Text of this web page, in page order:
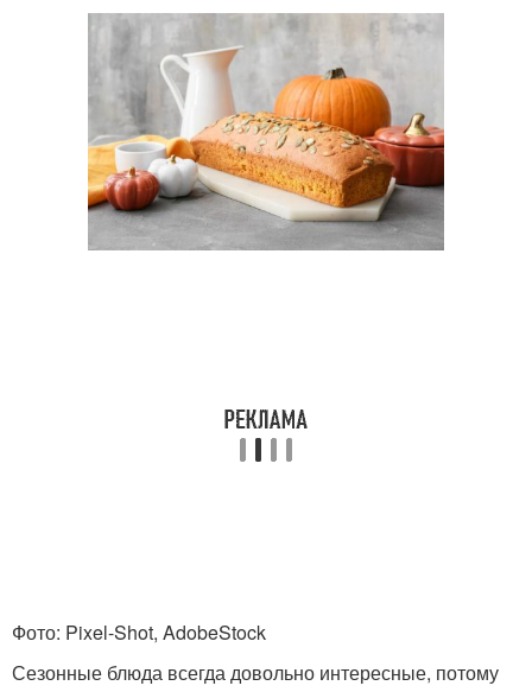
Фото: Pixel-Shot, AdobeStock
Сезонные блюда всегда довольно интересные, потому